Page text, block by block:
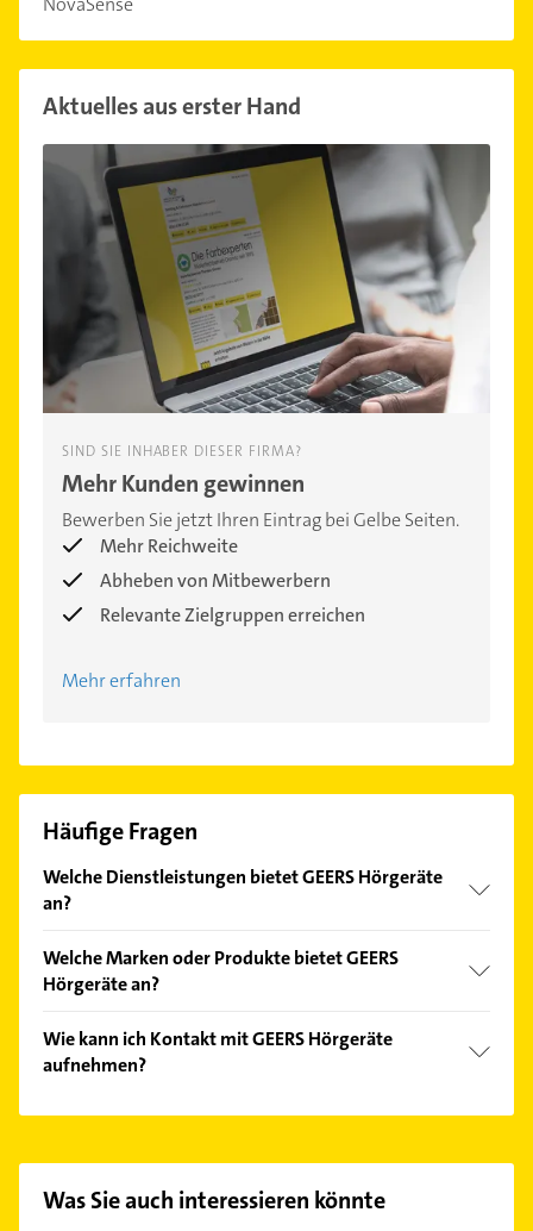
Aktuelles aus erster Hand
SIND SIE INHABER DIESER FIRMA?
Mehr Kunden gewinnen
Bewerben Sie jetzt Ihren Eintrag bei Gelbe Seiten.
Mehr Reichweite
Abheben von Mitbewerbern
Relevante Zielgruppen erreichen
Mehr erfahren
Häufige Fragen
Welche Dienstleistungen bietet GEERS Hörgeräte
an?
unverbindliche Hörgeräte-Beratung, kostenlose
Hörtests, kostenloses Probetragen, Wartung und
Welche Marken oder Produkte bietet GEERS
Hörgeräte an?
Phonak Marvel, AudioNova, Unitron und
NovaSense.
Wie kann ich Kontakt mit GEERS Hörgeräte
aufnehmen?
finden Sie alleKontaktdaten.
Was Sie auch interessieren könnte